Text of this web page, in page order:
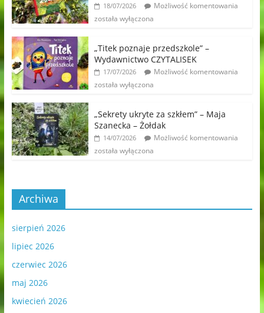
18/07/2026
Możliwość komentowania
została wyłączona
„Titek poznaje przedszkole” –
Wydawnictwo CZYTALISEK
17/07/2026
Możliwość komentowania
została wyłączona
„Sekrety ukryte za szkłem” – Maja
Szanecka – Żołdak
14/07/2026
Możliwość komentowania
została wyłączona
Archiwa
sierpień 2026
lipiec 2026
czerwiec 2026
maj 2026
kwiecień 2026